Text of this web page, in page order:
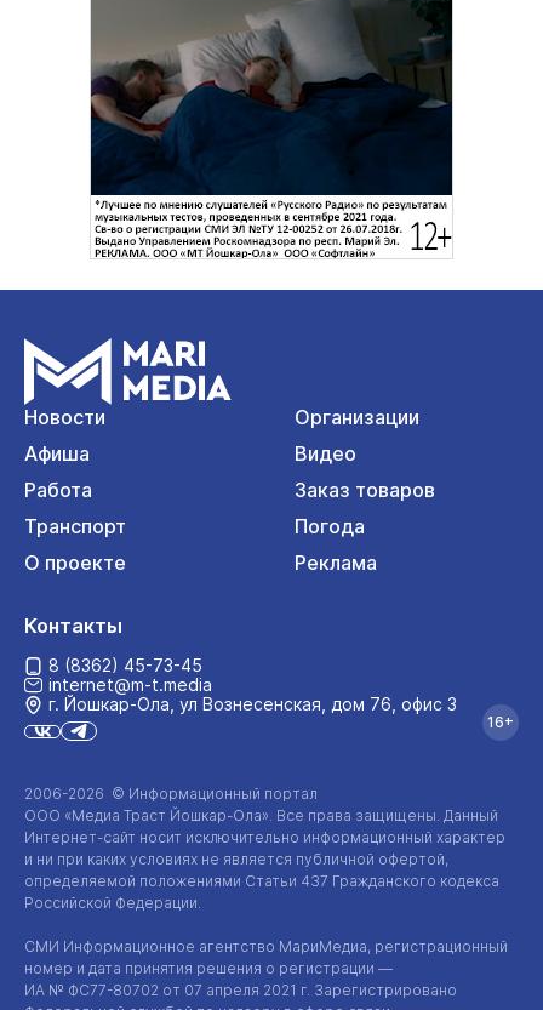
Новости
Организации
Афиша
Видео
Работа
Заказ товаров
Транспорт
Погода
О проекте
Реклама
2006-2026 © Информационный портал
ООО «Медиа Траст Йошкар-Ола». Все права защищены. Данный
Интернет-сайт носит исключительно информационный характер
и ни при каких условиях не является публичной офертой,
определяемой положениями Статьи 437 Гражданского кодекса
Российской Федерации.
СМИ Информационное агентство МариМедиа, регистрационный
номер и дата принятия решения о регистрации —
ИА № ФС77-80702 от 07 апреля 2021 г. Зарегистрировано
Контакты
8 (8362) 45-73-45
internet@m-t.media
г. Йошкар‑Ола, ул Вознесенская, дом 76, офис 3
16+